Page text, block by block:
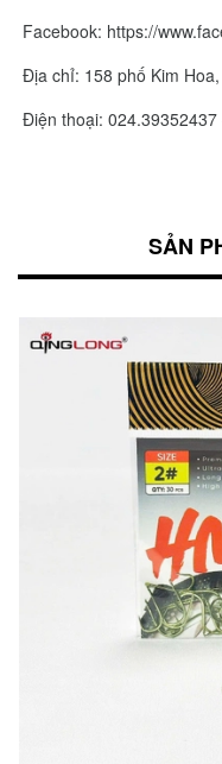
Facebook: https://
Địa chỉ: 158 phố Kim
Điện thoại:
SẢN